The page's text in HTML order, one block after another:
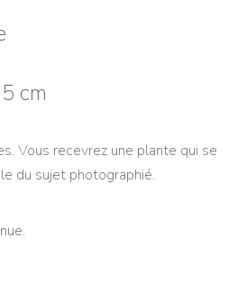
cm
Vous recevrez une plante qui se
du sujet photographié.